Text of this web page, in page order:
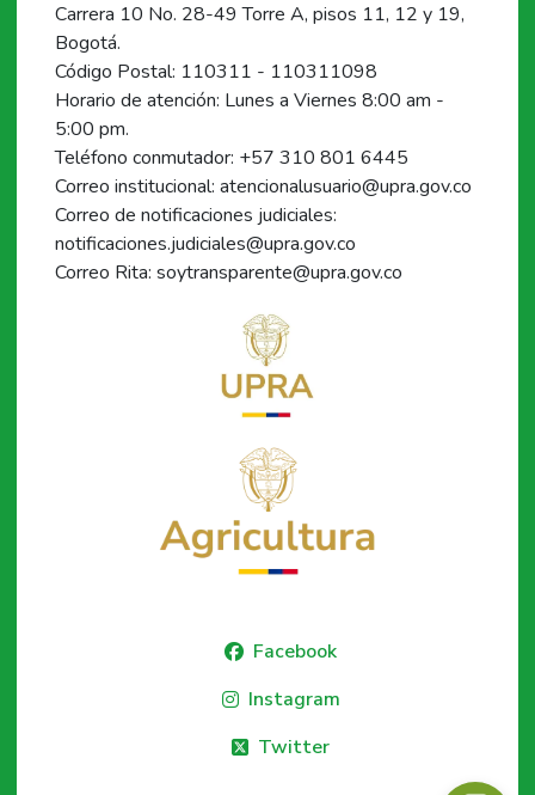
Carrera 10 No. 28-49 Torre A, pisos 11, 12 y 19,
Bogotá.
Código Postal: 110311 - 110311098
Horario de atención: Lunes a Viernes 8:00 am -
5:00 pm.
Teléfono conmutador: +57 310 801 6445
Correo institucional: atencionalusuario@upra.gov.co
Correo de notificaciones judiciales:
notificaciones.judiciales@upra.gov.co
Correo Rita: soytransparente@upra.gov.co
Facebook
Instagram
Twitter